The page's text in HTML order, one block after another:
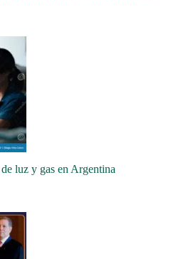
luz y gas en Argentina